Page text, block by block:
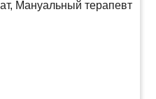
Мануальный терапевт